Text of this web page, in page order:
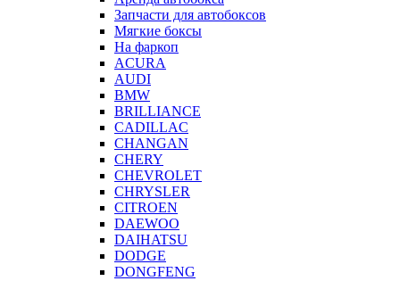
Запчасти для автобоксов
Мягкие боксы
На фаркоп
ACURA
AUDI
BMW
BRILLIANCE
CADILLAC
CHANGAN
CHERY
CHEVROLET
CHRYSLER
CITROEN
DAEWOO
DAIHATSU
DODGE
DONGFENG